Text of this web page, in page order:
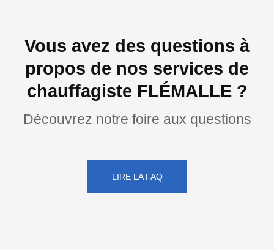
Vous avez des questions à
propos de nos services de
chauffagiste FLÉMALLE ?
Découvrez notre foire aux questions
LIRE LA FAQ